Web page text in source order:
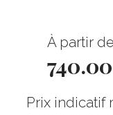
À partir de
Prix indicatif